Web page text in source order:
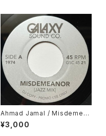
Ahmad Jamal / Misdemean
or, Dionne Warwick / You'r
e Gonna Need Me
¥3,000